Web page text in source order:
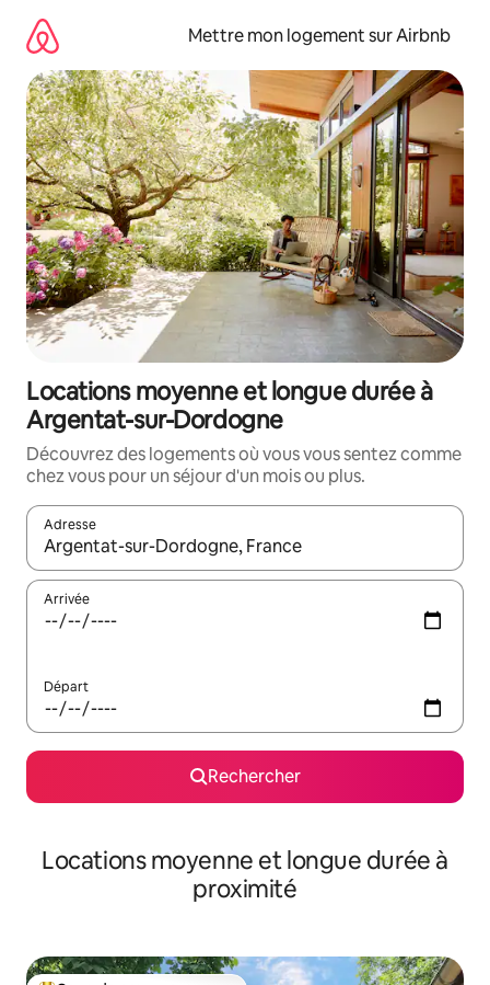
directement
contenu
Mettre mon logement sur Airbnb
Locations moyenne et longue durée à
Argentat-sur-Dordogne
Découvrez des logements où vous vous sentez comme
chez vous pour un séjour d'un mois ou plus.
Adresse
Lorsque les résultats s'affichent, utilisez les flèches vers le
Arrivée
Départ
Rechercher
Locations moyenne et longue durée à
proximité